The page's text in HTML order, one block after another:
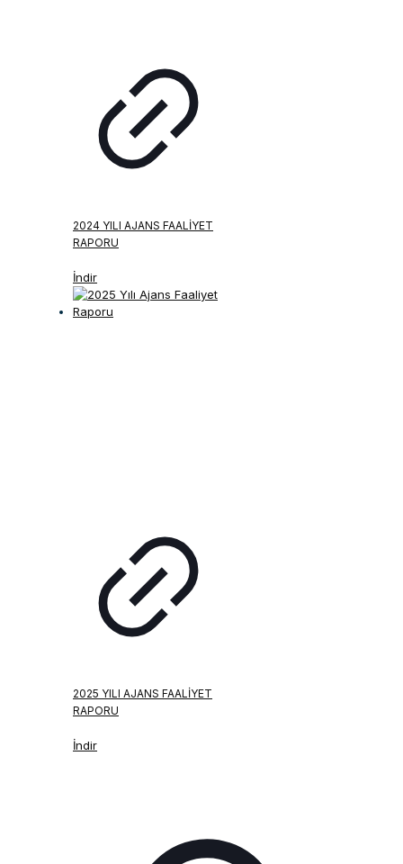
2024 YILI AJANS FAALIYET
RAPORU
İndir
2025 YILI AJANS FAALIYET
RAPORU
İndir